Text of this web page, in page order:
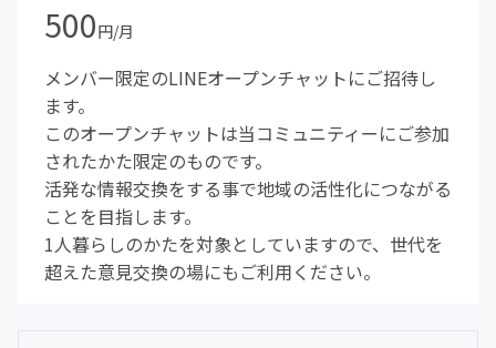
500円/月
メンバー限定のLINEオープンチャットにご招待し
ます。
このオープンチャットは当コミュニティーにご参加
されたかた限定のものです。
活発な情報交換をする事で地域の活性化につながる
ことを目指します。
1人暮らしのかたを対象としていますので、世代を
超えた意見交換の場にもご利用ください。